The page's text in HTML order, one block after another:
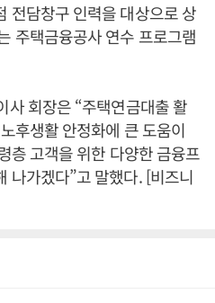
전담창구 인력을 대상으로 상
주택금융공사 연수 프로그램
사 회장은 “주택연금대출 활
후생활 안정화에 큰 도움이
층 고객을 위한 다양한 금융프
나가겠다”고 말했다. [비즈니